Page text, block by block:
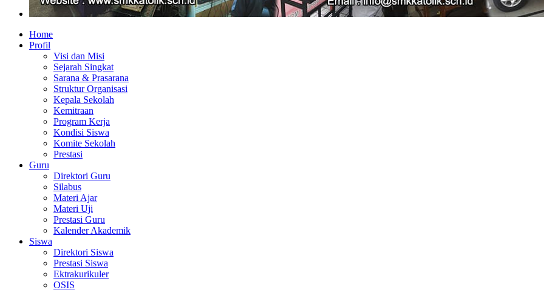
Home
Profil
Visi dan Misi
Sejarah Singkat
Sarana & Prasarana
Struktur Organisasi
Kepala Sekolah
Kemitraan
Program Kerja
Kondisi Siswa
Komite Sekolah
Prestasi
Guru
Direktori Guru
Silabus
Materi Ajar
Materi Uji
Prestasi Guru
Kalender Akademik
Siswa
Direktori Siswa
Prestasi Siswa
Ektrakurikuler
OSIS